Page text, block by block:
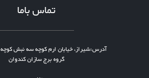
تماس باما
آدرس:شیراز، خیابان ارم کوچه سه نبش کوچه ۳/۴ پلاک 76
گروه برج سازان کندوان